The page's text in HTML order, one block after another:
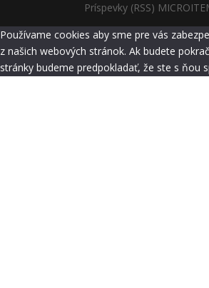
Príspevky (RSS)
Používame cookies aby sme pre vás
z našich webových stránok. Ak budete
stránky budeme predpokladať, že ste s ňou